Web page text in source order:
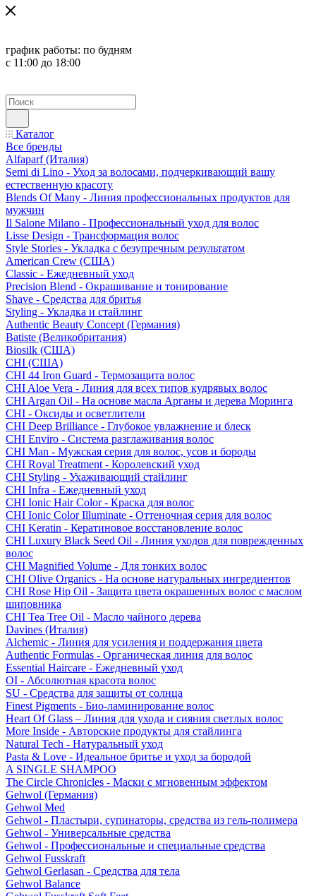
график работы: по будням
с 11:00 до 18:00
Каталог
Все бренды
Alfaparf (Италия)
Semi di Lino - Уход за волосами, подчеркивающий вашу
естественную красоту
Blends Of Many - Линия профессиональных продуктов для
мужчин
Il Salone Milano - Профессиональный уход для волос
Lisse Design - Трансформация волос
Style Stories - Укладка с безупречным результатом
American Crew (США)
Classic - Ежедневный уход
Precision Blend - Окрашивание и тонирование
Shave - Средства для бритья
Styling - Укладка и стайлинг
Authentic Beauty Concept (Германия)
Batiste (Великобритания)
Biosilk (США)
CHI (США)
CHI 44 Iron Guard - Термозащита волос
CHI Aloe Vera - Линия для всех типов кудрявых волос
CHI Argan Oil - На основе масла Арганы и дерева Моринга
CHI - Оксиды и осветлители
CHI Deep Brilliance - Глубокое увлажнение и блеск
CHI Enviro - Система разглаживания волос
CHI Man - Мужская серия для волос, усов и бороды
CHI Royal Treatment - Королевский уход
CHI Styling - Ухаживающий стайлинг
CHI Infra - Ежедневный уход
CHI Ionic Hair Color - Краска для волос
CHI Ionic Color Illuminate - Оттеночная серия для волос
CHI Keratin - Кератиновое восстановление волос
CHI Luxury Black Seed Oil - Линия уходов для поврежденных
волос
CHI Magnified Volume - Для тонких волос
CHI Olive Organics - На основе натуральных ингредиентов
CHI Rose Hip Oil - Защита цвета окрашенных волос с маслом
шиповника
CHI Tea Tree Oil - Масло чайного дерева
Davines (Италия)
Alchemic - Линия для усиления и поддержания цвета
Authentic Formulas - Органическая линия для волос
Essential Haircare - Eжедневный уход
OI - Абсолютная красота волос
SU - Средства для защиты от солнца
Finest Pigments - Био-ламинирование волос
Heart Of Glass – Линия для ухода и сияния светлых волос
More Inside - Авторские продукты для стайлинга
Natural Tech - Натуральный уход
Pasta & Love - Идеальное бритье и уход за бородой
A SINGLE SHAMPOO
The Circle Chronicles - Маски с мгновенным эффектом
Gehwol (Германия)
Gehwol Med
Gehwol - Пластыри, супинаторы, средства из гель-полимера
Gehwol - Универсальные средства
Gehwol - Профессиональные и специальные средства
Gehwol Fusskraft
Gehwol Gerlasan - Средства для тела
Gehwol Balance